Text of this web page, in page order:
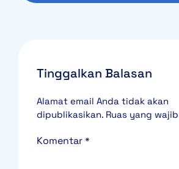
Tinggalkan Balasan
Alamat email Anda tidak akan
dipublikasikan. Ruas yang
Komentar *